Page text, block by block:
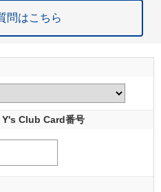
問はこちら
Y's Club Card番号